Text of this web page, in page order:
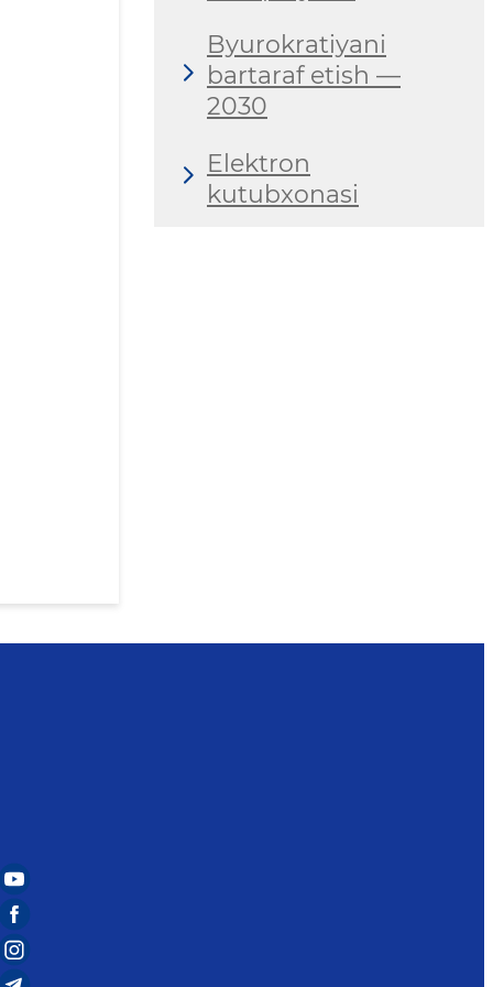
Byurokratiyani
bartaraf etish —
2030
Elektron
kutubxonasi